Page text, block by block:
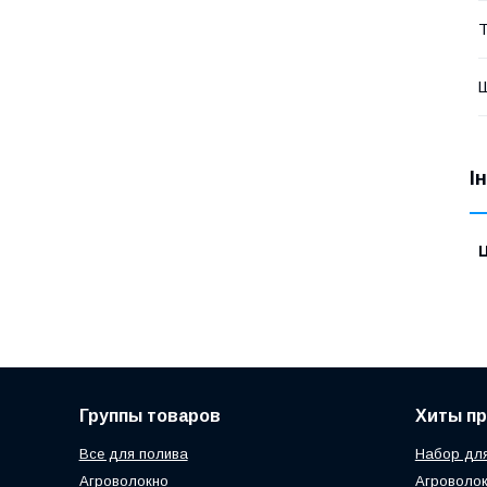
Группы товаров
Все для полива
Агроволокно
Хиты
Набор